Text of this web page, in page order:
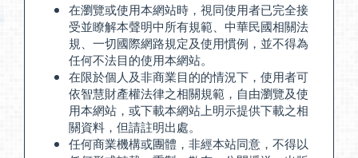
在瀏覽或使用本網站時，視同使用者已完全接
受並瞭解本聲明中所有規範、中華民國相關法
規、一切國際網路規定及使用慣例，並不得為
任何不法目的使用本網站。
在限於個人及非商業目的的情況下，使用者可
依智慧財產權法律之相關規範，自由瀏覽及使
用本網站，或下載本網站上明示提供下載之相
關資料，但請註明出處。
任何商業機構或團體，非經本站同意，不得以